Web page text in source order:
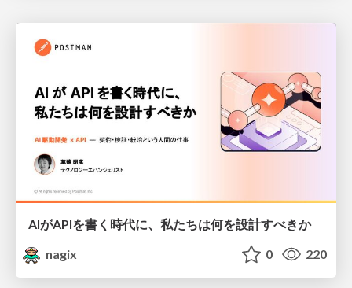
AIがAPIを書く時代に、私たちは何を設計すべきか
nagix
0 220